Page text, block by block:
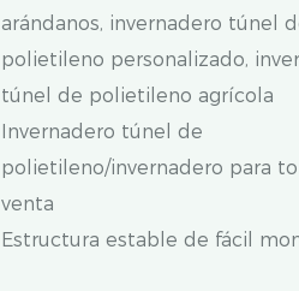
arándanos, invernadero túnel
polietileno personalizado,
túnel de polietileno agrícola
Invernadero túnel de
polietileno/invernadero para
venta
Estructura estable de fácil